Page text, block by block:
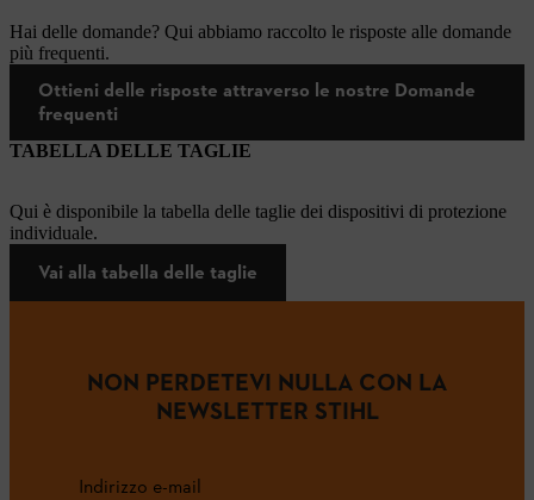
Hai delle domande? Qui abbiamo raccolto le risposte alle domande
più frequenti.
Ottieni delle risposte attraverso le nostre Domande
frequenti
TABELLA DELLE TAGLIE
Qui è disponibile la tabella delle taglie dei dispositivi di protezione
individuale.
Vai alla tabella delle taglie
NON PERDETEVI NULLA CON LA
NEWSLETTER STIHL
Indirizzo e-mail